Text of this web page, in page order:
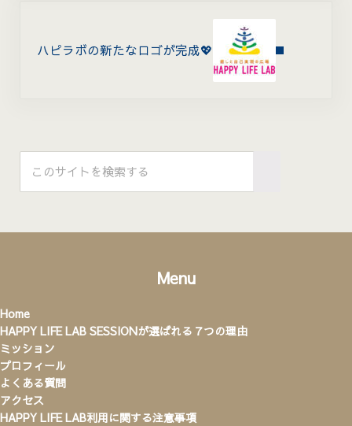
ハピラボの新たなロゴが完成💖
Sidebar
Menu
Home
HAPPY LIFE LAB SESSIONが選ばれる７つの理由
ミッション
プロフィール
よくある質問
アクセス
HAPPY LIFE LAB利用に関する注意事項